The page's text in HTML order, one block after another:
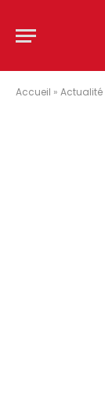
Accueil » Actualité